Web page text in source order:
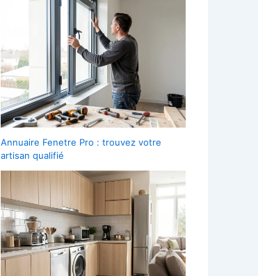
Annuaire Fenetre Pro : trouvez votre
artisan qualifié